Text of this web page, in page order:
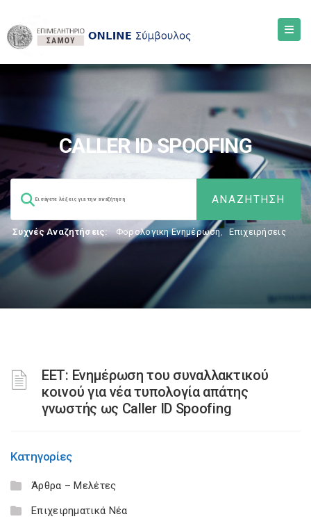
CALLER ID SPOOFING
Συχνές Αναζητήσεις: Φορολογικη Ενημέρωση, Επιχειρήσεις
ΕΕΤ: Ενημέρωση του συναλλακτικού
κοινού για νέα τυπολογία απάτης
γνωστής ως Caller ID Spoofing
Κατηγορίες
Άρθρα – Μελέτες
Επιχειρηματικά Νέα